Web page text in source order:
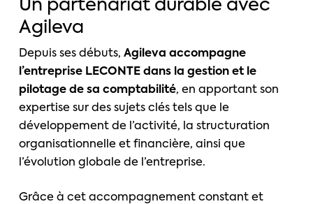
Un partenariat durable avec
Agileva
Depuis ses débuts, Agileva accompagne
l’entreprise LECONTE dans la gestion et le
pilotage de sa comptabilité, en apportant son
expertise sur des sujets clés tels que le
développement de l’activité, la structuration
organisationnelle et financière, ainsi que
l’évolution globale de l’entreprise.
Grâce à cet accompagnement constant et